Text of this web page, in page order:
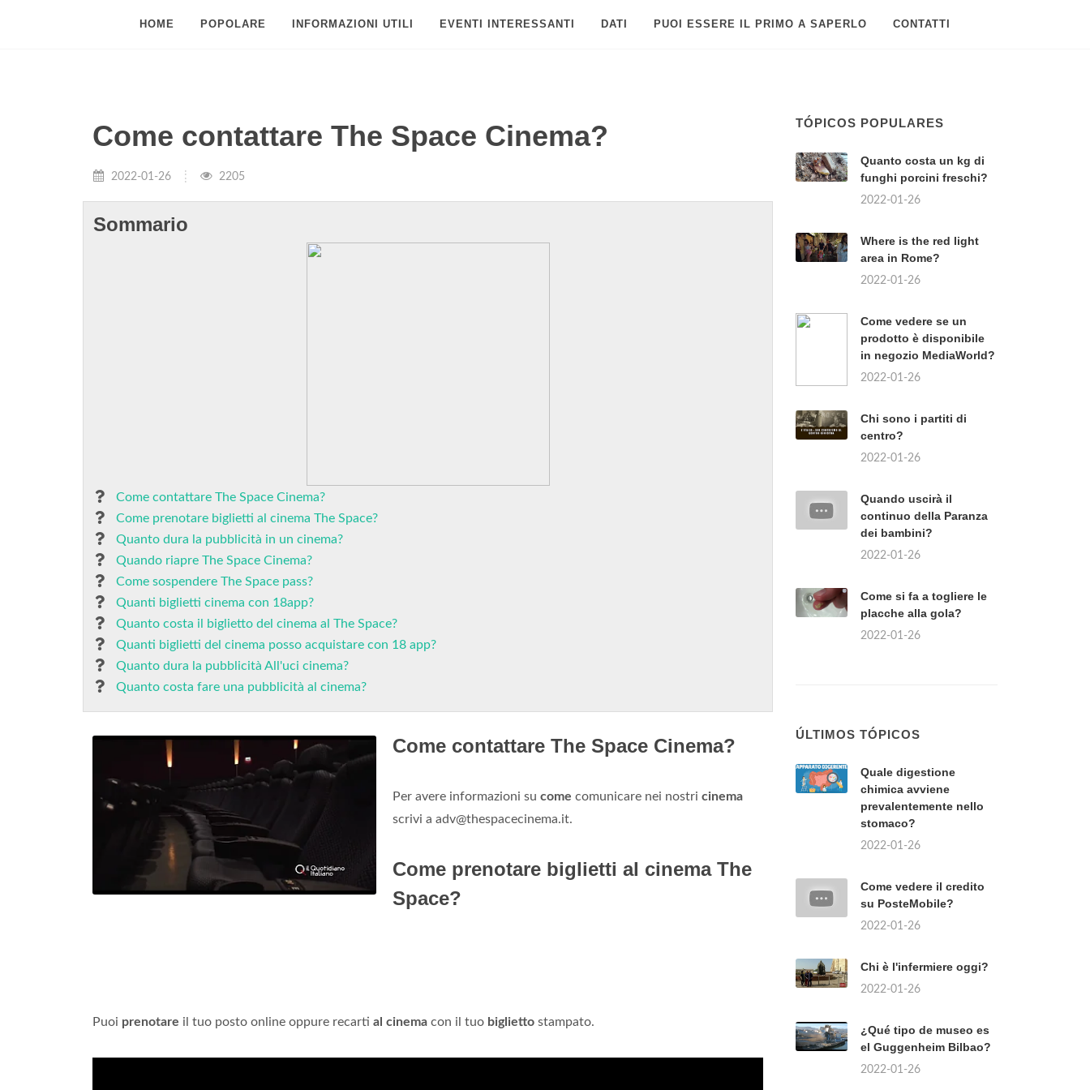
HOME POPOLARE INFORMAZIONI UTILI EVENTI INTERESSANTI DATI PUOI ESSERE IL PRIMO A SAPERLO CONTATTI
Come contattare The Space Cinema?
2022-01-26 2205
Sommario
Come contattare The Space Cinema?
Come prenotare biglietti al cinema The Space?
Quanto dura la pubblicità in un cinema?
Quando riapre The Space Cinema?
Come sospendere The Space pass?
Quanti biglietti cinema con 18app?
Quanto costa il biglietto del cinema al The Space?
Quanti biglietti del cinema posso acquistare con 18 app?
Quanto dura la pubblicità All'uci cinema?
Quanto costa fare una pubblicità al cinema?
Come contattare The Space Cinema?
Per avere informazioni su come comunicare nei nostri cinema
scrivi a adv@thespacecinema.it.
Come prenotare biglietti al cinema The
Space?
Puoi prenotare il tuo posto online oppure recarti al cinema con il tuo biglietto stampato.
TÓPICOS POPULARES
Quanto costa un kg di
funghi porcini freschi?
2022-01-26
Where is the red light
area in Rome?
2022-01-26
Come vedere se un
prodotto è disponibile
in negozio MediaWorld?
2022-01-26
Chi sono i partiti di
centro?
2022-01-26
Quando uscirà il
continuo della Paranza
dei bambini?
2022-01-26
Come si fa a togliere le
placche alla gola?
2022-01-26
ÚLTIMOS TÓPICOS
Quale digestione
chimica avviene
prevalentemente nello
stomaco?
2022-01-26
Come vedere il credito
su PosteMobile?
2022-01-26
Chi è l'infermiere oggi?
2022-01-26
¿Qué tipo de museo es
el Guggenheim Bilbao?
2022-01-26